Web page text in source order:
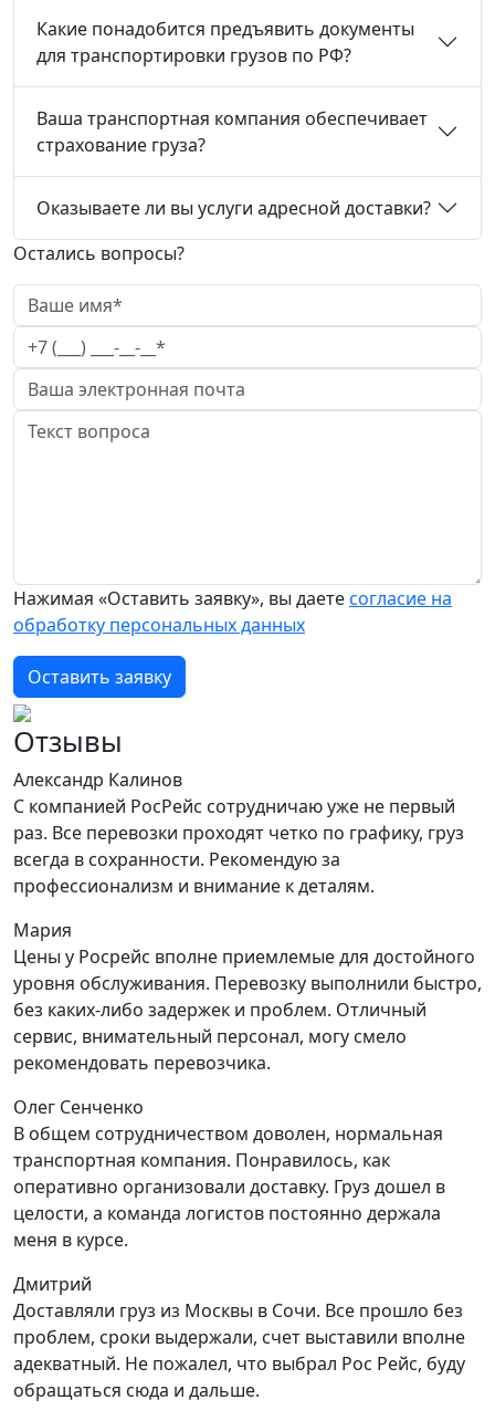
Какие понадобится предъявить документы
для транспортировки грузов по РФ?
Ваша транспортная компания обеспечивает
страхование груза?
Оказываете ли вы услуги адресной доставки?
Остались вопросы?
Нажимая «Оставить заявку», вы даетесогласие на
обработку персональных данных
Оставить заявку
Отзывы
Александр Калинов
С компанией РосРейс сотрудничаю уже не первый
раз. Все перевозки проходят четко по графику, груз
всегда в сохранности. Рекомендую за
профессионализм и внимание к деталям.
Мария
Цены у Росрейс вполне приемлемые для достойного
уровня обслуживания. Перевозку выполнили быстро,
без каких-либо задержек и проблем. Отличный
сервис, внимательный персонал, могу смело
рекомендовать перевозчика.
Олег Сенченко
В общем сотрудничеством доволен, нормальная
транспортная компания. Понравилось, как
оперативно организовали доставку. Груз дошел в
целости, а команда логистов постоянно держала
меня в курсе.
Дмитрий
Доставляли груз из Москвы в Сочи. Все прошло без
проблем, сроки выдержали, счет выставили вполне
адекватный. Не пожалел, что выбрал Рос Рейс, буду
обращаться сюда и дальше.